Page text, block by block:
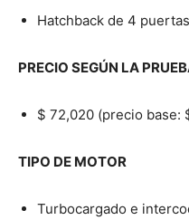
Hatchback de 4 puertas
PRECIO SEGÚN LA
$ 72,020 (precio base:
TIPO DE MOTOR
Turbocargado e